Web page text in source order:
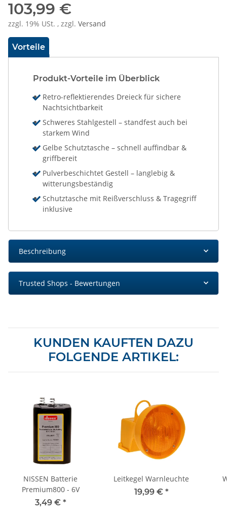
103,99 €
zzgl. 19% USt. , zzgl. Versand
Vorteile
Produkt-Vorteile im Überblick
Retro-reflektierendes Dreieck für sichere
Nachtsichtbarkeit
Schweres Stahlgestell – standfest auch bei
starkem Wind
Gelbe Schutztasche – schnell auffindbar &
griffbereit
Pulverbeschichtet Gestell – langlebig &
witterungsbeständig
Schutztasche mit Reißverschluss & Tragegriff
inklusive
Beschreibung
Trusted Shops - Bewertungen
KUNDEN KAUFTEN DAZU
FOLGENDE ARTIKEL:
NISSEN Batterie
Premium800 - 6V
3,49 € *
Leitkegel Warnleuchte
19,99 € *